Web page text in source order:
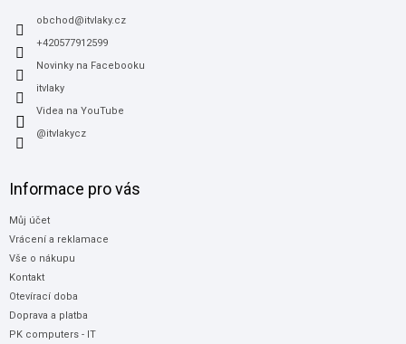
obchod @itvlaky.cz
+420577912599
Novinky na Facebooku
itvlaky
Videa na YouTube
@itvlakycz
Informace pro vás
Můj účet
Vrácení a reklamace
Vše o nákupu
Kontakt
Otevírací doba
Doprava a platba
PK computers - IT